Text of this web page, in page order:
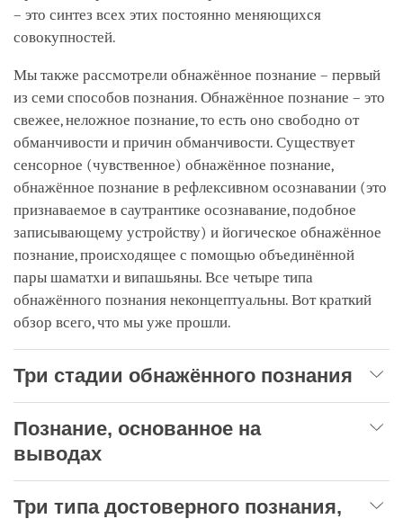
– это синтез всех этих постоянно меняющихся
совокупностей.
Мы также рассмотрели обнажённое познание – первый
из семи способов познания. Обнажённое познание – это
свежее, неложное познание, то есть оно свободно от
обманчивости и причин обманчивости. Существует
сенсорное (чувственное) обнажённое познание,
обнажённое познание в рефлексивном осознавании (это
признаваемое в саутрантике осознавание, подобное
записывающему устройству) и йогическое обнажённое
познание, происходящее с помощью объединённой
пары шаматхи и випашьяны. Все четыре типа
обнажённого познания неконцептуальны. Вот краткий
обзор всего, что мы уже прошли.
Три стадии обнажённого познания
Познание, основанное на
выводах
Три типа достоверного познания,